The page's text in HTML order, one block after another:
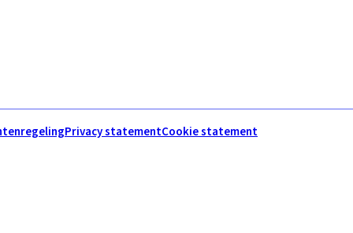
Privacy statementCookie statement